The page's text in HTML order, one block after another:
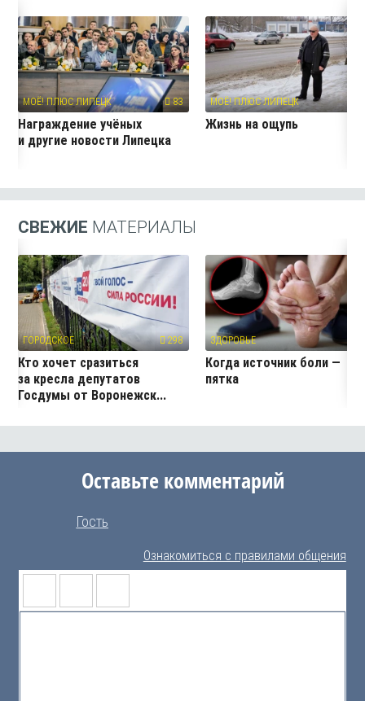
МОЁ! ПЛЮС ЛИПЕЦК 83
Награждение учёных
и другие новости Липецка
МОЁ! ПЛЮС ЛИПЕЦК
Жизнь на ощупь
СВЕЖИЕ МАТЕРИАЛЫ
ГОРОДСКОЕ 298
Кто хочет сразиться
за кресла депутатов
Госдумы от Воронежск...
ЗДОРОВЬЕ
Когда источник боли —
пятка
Оставьте комментарий
Гость
Ознакомиться с правилами общения